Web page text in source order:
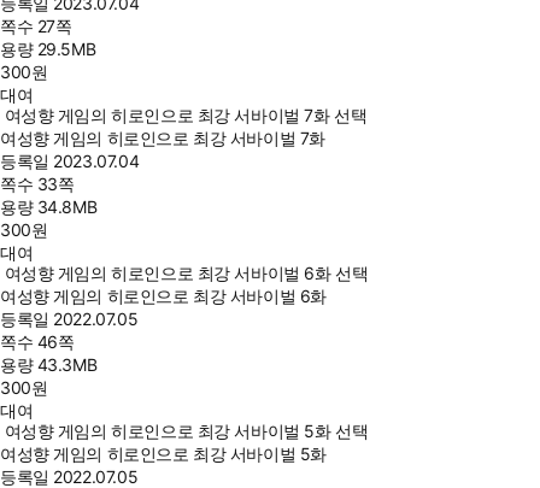
쪽수 27쪽
용량 29.5MB
300원
대여
여성향 게임의 히로인으로 최강 서바이벌 7화 선택
여성향 게임의 히로인으로 최강 서바이벌 7화
등록일 2023.07.04
쪽수 33쪽
용량 34.8MB
300원
대여
여성향 게임의 히로인으로 최강 서바이벌 6화 선택
여성향 게임의 히로인으로 최강 서바이벌 6화
등록일 2022.07.05
쪽수 46쪽
용량43.3MB
300원
대여
여성향 게임의 히로인으로 최강 서바이벌 5화 선택
여성향 게임의 히로인으로 최강 서바이벌 5화
등록일 2022.07.05